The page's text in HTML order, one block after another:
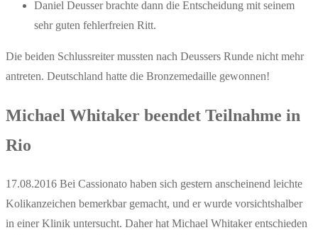
Daniel Deusser brachte dann die Entscheidung mit seinem
sehr guten fehlerfreien Ritt.
Die beiden Schlussreiter mussten nach Deussers Runde nicht mehr
antreten. Deutschland hatte die Bronzemedaille gewonnen!
Michael Whitaker beendet Teilnahme in
Rio
17.08.2016 Bei Cassionato haben sich gestern anscheinend leichte
Kolikanzeichen bemerkbar gemacht, und er wurde vorsichtshalber
in einer Klinik untersucht. Daher hat Michael Whitaker entschieden